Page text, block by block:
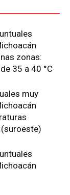
zonas:
35 a 40 °C
muy
(suroeste)